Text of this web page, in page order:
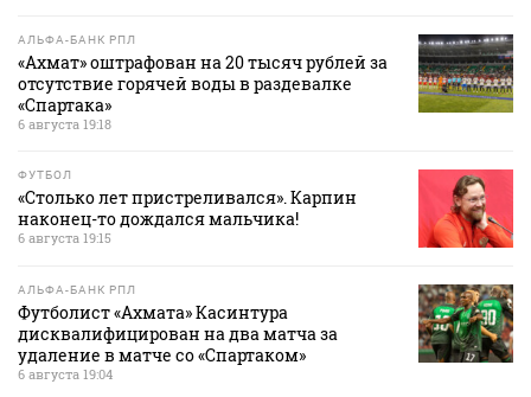
АЛЬФА-БАНК РПЛ
«Ахмат» оштрафован на 20 тысяч рублей за
отсутствие горячей воды в раздевалке
«Спартака»
6 августа 19:18
ФУТБОЛ
«Столько лет пристреливался». Карпин
наконец-то дождался мальчика!
6 августа 19:15
АЛЬФА-БАНК РПЛ
Футболист «Ахмата» Касинтура
дисквалифицирован на два матча за
удаление в матче со «Спартаком»
6 августа 19:04